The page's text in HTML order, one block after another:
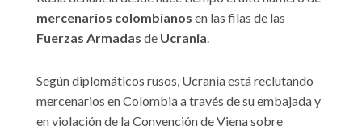
mercenarios colombianos en las filas de las
Fuerzas Armadas de Ucrania.
Según diplomáticos rusos, Ucrania está reclutando
mercenarios en Colombia a través de su embajada y
en violación de la Convención de Viena sobre